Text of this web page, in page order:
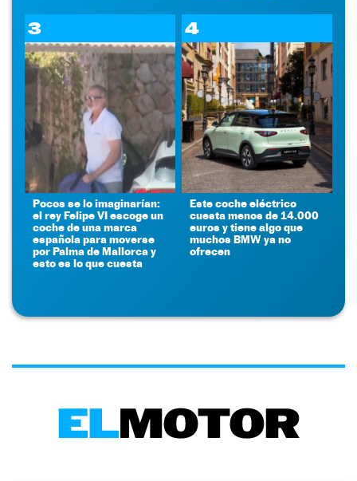
3
Pocos se lo imaginarían:
el rey Felipe VI escoge un
coche de una marca
española para moverse
por Palma de Mallorca y
esto es lo que cuesta
4
Este coche eléctrico
cuesta menos de 14.000
euros y tiene algo que
muchos BMW ya no
ofrecen